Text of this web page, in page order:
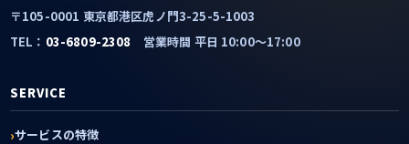
〒105-0001 東京都港区虎ノ門3-25-5-1003
TEL： 03-6809-2308 営業時間 平日 10:00〜17:00
SERVICE
サービスの特徴